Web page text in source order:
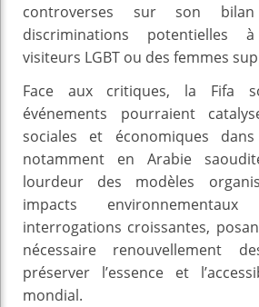
controverses sur son
discriminations potentielles
visiteurs LGBT ou des femmes
Face aux critiques, la Fifa
événements pourraient
sociales et économiques
notamment en Arabie
lourdeur des modèles
impacts
interrogations croissantes,
nécessaire renouvellement
préserver l’essence et
mondial.